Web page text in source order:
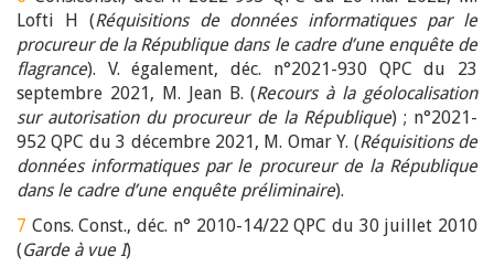
Lofti H (Réquisitions de données informatiques par le
procureur de la République dans le cadre d’une enquête de
flagrance). V. également, déc. n°2021-930 QPC du 23
septembre 2021, M. Jean B. (Recours à la géolocalisation
sur autorisation du procureur de la République) ; n°2021-
952 QPC du 3 décembre 2021, M. Omar Y. (Réquisitions de
données informatiques par le procureur de la République
dans le cadre d’une enquête préliminaire).
7 Cons. Const., déc. n° 2010-14/22 QPC du 30 juillet 2010
(Garde à vue I)